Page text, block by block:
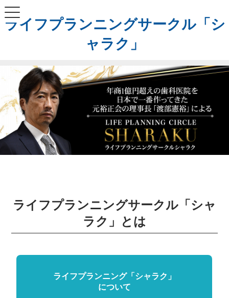
ライフプランニングサークル「シ
ャラク」
ライフプランニングサークル「シャ
ラク」とは
ライフプランニング「シャラク」
について